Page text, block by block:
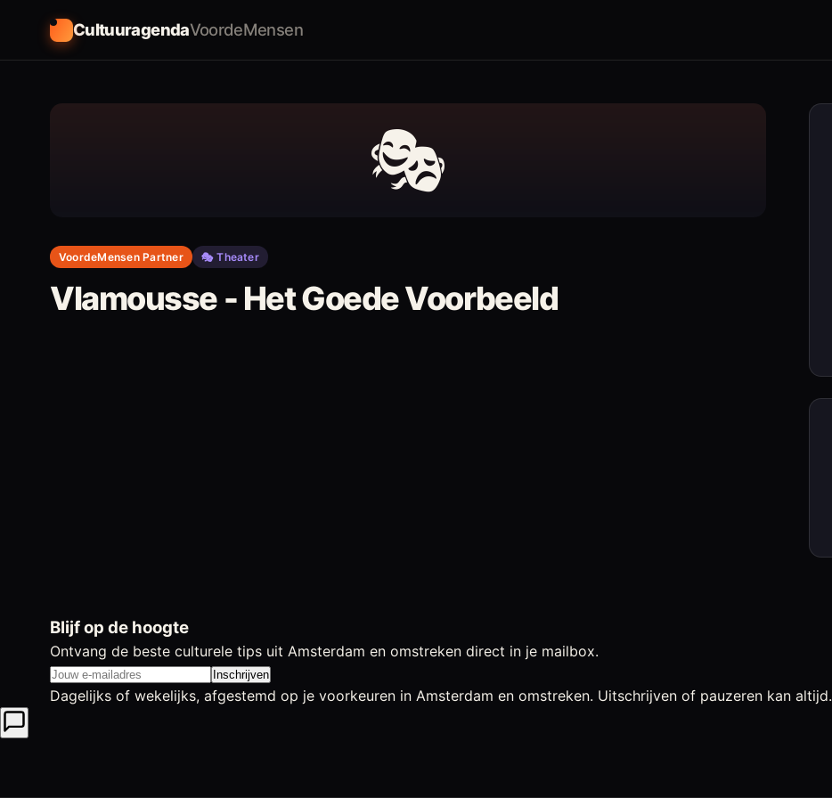
CultuuragendaVoordeMensen
🎭
VoordeMensen Partner 🎭Theater
Vlamousse - Het Goede Voorbeeld
Blijf op de hoogte
Ontvang de beste culturele tips uit Amsterdam en omstreken direct in je mailbox.
Inschrijven
Dagelijks of wekelijks, afgestemd op je voorkeuren in Amsterdam en omstreken. Uitschrijven of pauzeren kan altijd.